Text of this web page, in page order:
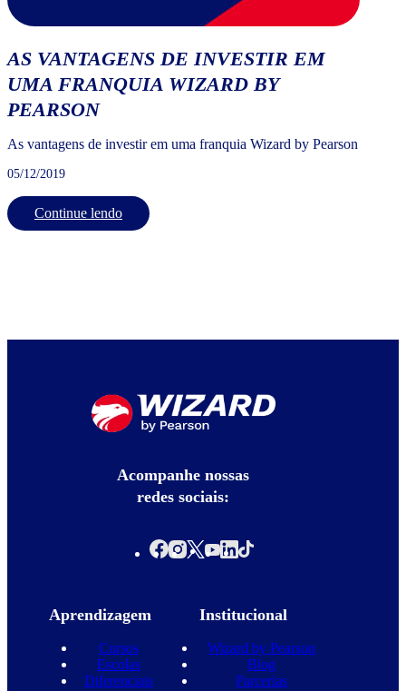
AS VANTAGENS DE INVESTIR EM
UMA FRANQUIA WIZARD BY
PEARSON
As vantagens de investir em uma franquia Wizard by Pearson
05/12/2019
Continue lendo
Acompanhe nossas
redes sociais:
Aprendizagem
Cursos
Escolas
Diferenciais
Institucional
Wizard by Pearson
Blog
Parcerias